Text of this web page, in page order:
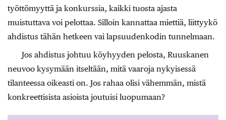
työttömyyttä ja konkurssia, kaikki tuosta ajasta
muistuttava voi pelottaa. Silloin kannattaa miettiä, liittyykö
ahdistus tähän hetkeen vai lapsuudenkodin tunnelmaan.
Jos ahdistus johtuu köyhyyden pelosta, Ruuskanen
neuvoo kysymään itseltään, mitä vaaroja nykyisessä
tilanteessa oikeasti on. Jos rahaa olisi vähemmän, mistä
konkreettisista asioista joutuisi luopumaan?